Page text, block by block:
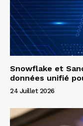
Snowflake et
données unifié
24 Juillet 2026